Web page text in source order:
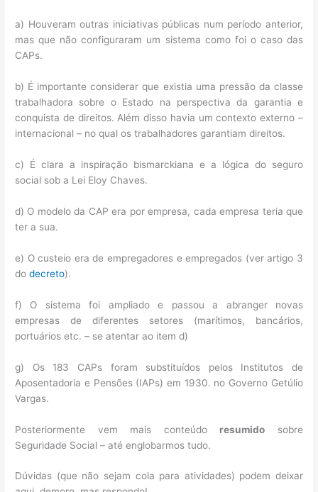
a) Houveram outras iniciativas públicas num período anterior,
mas que não configuraram um sistema como foi o caso das
CAPs.
b) É importante considerar que existia uma pressão da classe
trabalhadora sobre o Estado na perspectiva da garantia e
conquista de direitos. Além disso havia um contexto externo –
internacional – no qual os trabalhadores garantiam direitos.
c) É clara a inspiração bismarckiana e a lógica do seguro
social sob a Lei Eloy Chaves.
d) O modelo da CAP era por empresa, cada empresa teria que
ter a sua.
e) O custeio era de empregadores e empregados (ver artigo 3
dodecreto).
f) O sistema foi ampliado e passou a abranger novas
empresas de diferentes setores (marítimos, bancários,
portuários etc. – se atentar ao item d)
g) Os 183 CAPs foram substituídos pelos Institutos de
Aposentadoria e Pensões (IAPs) em 1930. no Governo Getúlio
Vargas.
Posteriormente vem mais conteúdo resumido sobre
Seguridade Social – até englobarmos tudo.
Dúvidas (que não sejam cola para atividades) podem deixar